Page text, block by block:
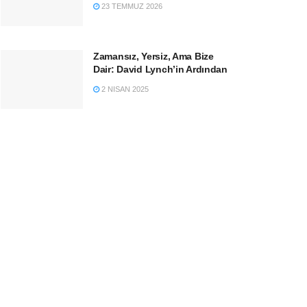
23 TEMMUZ 2026
Zamansız, Yersiz, Ama Bize
Dair: David Lynch’in Ardından
2 NISAN 2025